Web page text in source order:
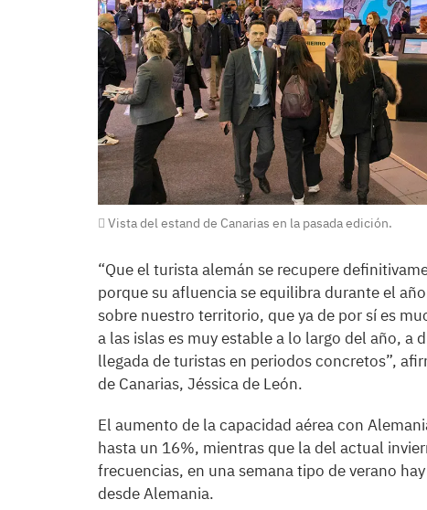
Vista del estand de Canarias en la pasada edición.
“Que el turista alemán se recupere
porque su afluencia se equilibra durante el
sobre nuestro territorio, que ya de por sí es
a las islas es muy estable a lo largo del año,
llegada de turistas en periodos concretos”,
de Canarias, Jéssica de León.
El aumento de la capacidad aérea con
hasta un 16%, mientras que la del actual
frecuencias, en una semana tipo de verano
desde Alemania.